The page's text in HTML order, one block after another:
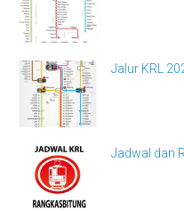
Jalur KRL
Jadwal dan